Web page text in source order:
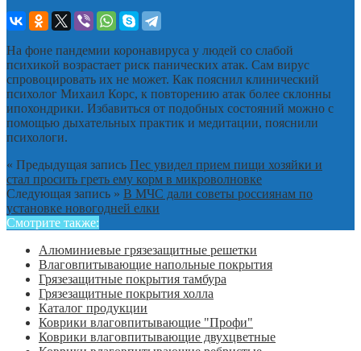
На фоне пандемии коронавируса у людей со слабой
психикой возрастает риск панических атак. Сам вирус
спровоцировать их не может. Как пояснил клинический
психолог Михаил Корс, к повторению атак более склонны
ипохондрики. Избавиться от подобных состояний можно с
помощью дыхательных практик и медитации, пояснили
психологи.
« Предыдущая запись Пес увидел прием пищи хозяйки и
стал просить греть ему корм в микроволновке
Следующая запись » В МЧС дали советы россиянам по
установке новогодней елки
Смотрите также:
Алюминиевые грязезащитные решетки
Влаговпитывающие напольные покрытия
Грязезащитные покрытия тамбура
Грязезащитные покрытия холла
Каталог продукции
Коврики влаговпитывающие "Профи"
Коврики влаговпитывающие двухцветные